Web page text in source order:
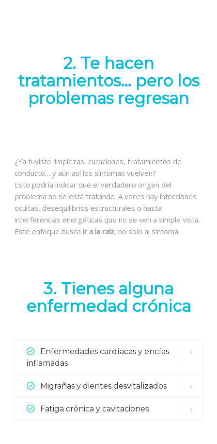
2. Te hacen
tratamientos… pero los
problemas regresan
¿Ya tuviste limpiezas, curaciones, tratamientos de
conducto… y aún así los síntomas vuelven?
Esto podría indicar que el verdadero origen del
problema no se está tratando. A veces hay infecciones
ocultas, desequilibrios estructurales o hasta
interferencias energéticas que no se ven a simple vista.
Este enfoque busca ir a la raíz, no solo al síntoma.
3. Tienes alguna
enfermedad crónica
Enfermedades cardíacas y encías
inflamadas
Migrañas y dientes desvitalizados
Fatiga crónica y cavitaciones